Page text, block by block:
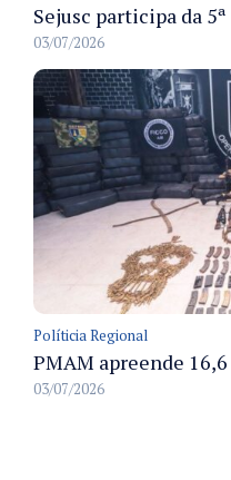
03/07/2026
Políticia Regional
03/07/2026